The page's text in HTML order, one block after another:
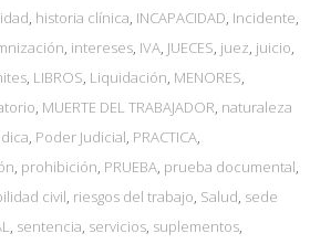
, historia clínica, INCAPACIDAD, Incidente,
, intereses, IVA, JUECES, juez, juicio,
, LIBROS, Liquidación, MENORES,
, MUERTE DEL TRABAJADOR, naturaleza
, Poder Judicial, PRACTICA,
, prohibición, PRUEBA, prueba documental,
civil, riesgos del trabajo, Salud, sede
, sentencia, servicios, suplementos,